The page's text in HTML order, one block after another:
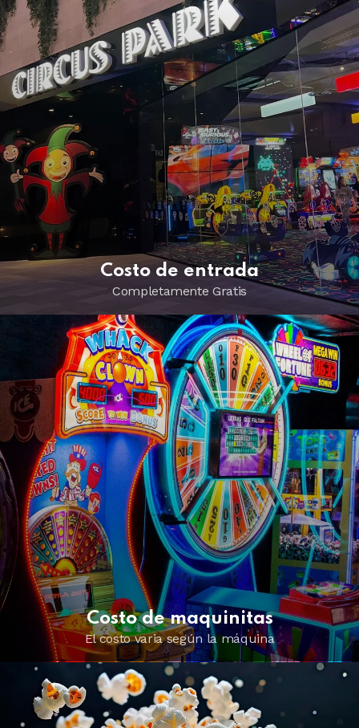
Costo de entrada
Completamente Gratis
Costo de maquinitas
El costo varia según la máquina